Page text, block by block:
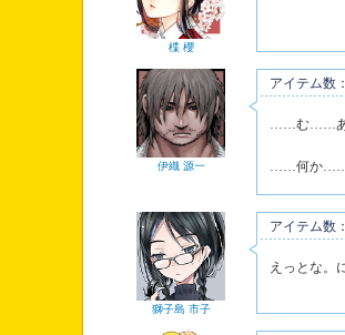
楪 櫻
伊織 源一
アイテム数
……む……あ
……何か……
獅子島 市子
アイテム数
えっとな。